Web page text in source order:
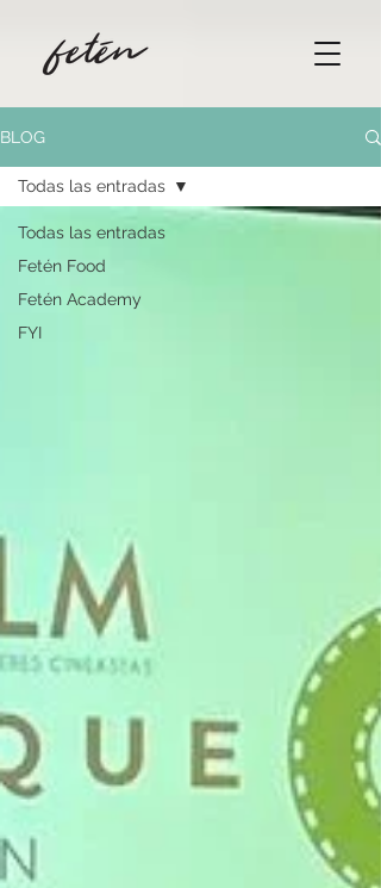
BLOG
Todas las entradas
Fetén Food
Fetén Academy
FYI
Todas las entradas